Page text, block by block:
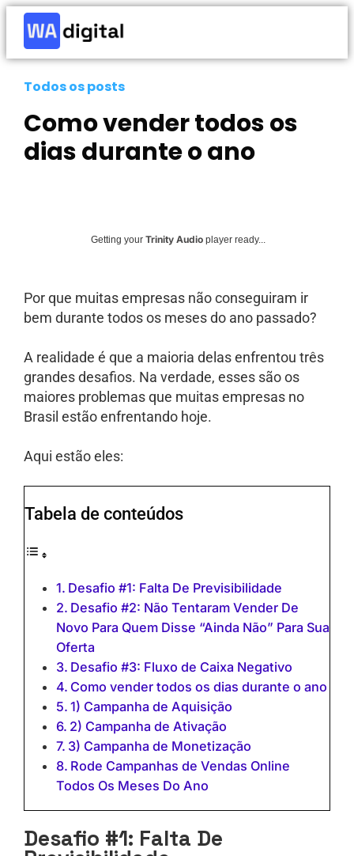
Todos os posts
Como vender todos os
dias durante o ano
Getting your Trinity Audioplayer ready...
Por que muitas empresas não conseguiram ir
bem durante todos os meses do ano passado?
A realidade é que a maioria delas enfrentou três
grandes desafios. Na verdade, esses são os
maiores problemas que muitas empresas no
Brasil estão enfrentando hoje.
Aqui estão eles:
Tabela de conteúdos
Desafio #1: Falta De Previsibilidade
Desafio #2: Não Tentaram Vender De
Novo Para Quem Disse “Ainda Não” Para Sua
Oferta
Desafio #3: Fluxo de Caixa Negativo
Como vender todos os dias durante o ano
1) Campanha de Aquisição
2) Campanha de Ativação
3) Campanha de Monetização
Rode Campanhas de Vendas Online
Todos Os Meses Do Ano
Desafio #1: Falta De